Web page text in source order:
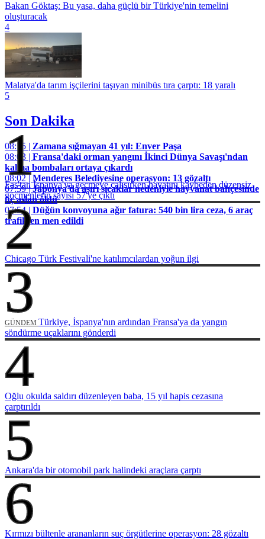
Bakan Göktaş: Bu yasa, daha güçlü bir Türkiye'nin temelini
oluşturacak
4
Malatya'da tarım işçilerini taşıyan minibüs tıra çarptı: 18 yaralı
5
Son Dakika
08:15 | Zamana sığmayan 41 yıl: Enver Paşa
08:03 | Fransa'daki orman yangını İkinci Dünya Savaşı'ndan
kalma bombaları ortaya çıkardı
08:02 |Menderes Belediyesine operasyon: 13 gözaltı
07:59 |Japonya'da aşırı sıcaklar nedeniyle hayvanat bahçesinde
üç aslan öldü
07:54 | Düğün konvoyuna ağır fatura: 540 bin lira ceza, 6 araç
trafikten men edildi
1
Fas'tan İspanya'ya geçmeye çalışırken hayatını kaybeden düzensiz
göçmenlerin sayısı 57'ye çıktı
2
Chicago Türk Festivali'ne katılımcılardan yoğun ilgi
3
GÜNDEM Türkiye, İspanya'nın ardından Fransa'ya da yangın
söndürme uçaklarını gönderdi
4
Oğlu okulda saldırı düzenleyen baba, 15 yıl hapis cezasına
çarptırıldı
5
Ankara'da bir otomobil park halindeki araçlara çarptı
6
Kırmızı bültenle arananların suç örgütlerine operasyon: 28 gözaltı